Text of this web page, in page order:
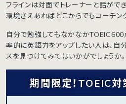
フラインは対面でトレーナーと話がで
環境さえあればどこからでもコーチン
自分で勉強してもなかなかTOEIC600
率的に英語力をアップしたい人は、自
スを見つけてみてはいかがでしょうか。
期間限定！TOEIC対